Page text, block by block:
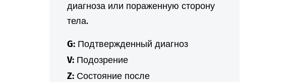
диагноза или пораженную сторону
тела.
G:Подтвержденный диагноз
V:Подозрение
Z:Состояние после